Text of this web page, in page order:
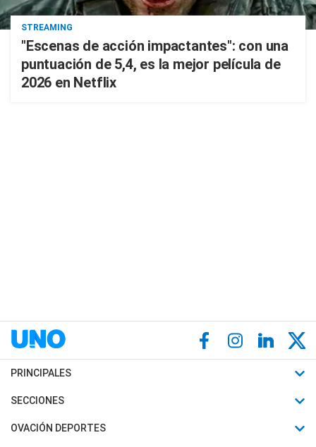
STREAMING
"Escenas de acción impactantes": con una
puntuación de 5,4, es la mejor película de
2026 en Netflix
PRINCIPALES
Últimas Noticias
Política
SECCIONES
Horóscopo
OVACIÓN DEPORTES